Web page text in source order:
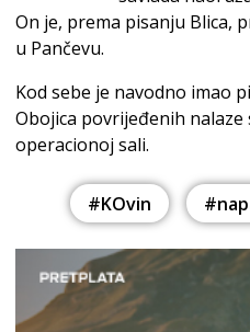
On je, prema pisanju Blica,
u Pančevu.
Kod sebe je navodno imao
Obojica povrijeđenih
operacionoj sali.
#KOvin